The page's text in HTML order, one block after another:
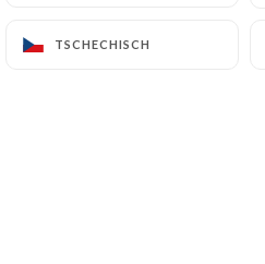
TSCHECHISCH
TSCHECHISCH